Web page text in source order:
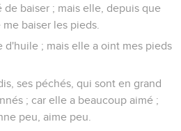
de baiser ; mais elle, depuis que
baiser les pieds.
d'huile ; mais elle a oint mes pieds
ses péchés, qui sont en grand
; car elle a beaucoup aimé ;
peu, aime peu.